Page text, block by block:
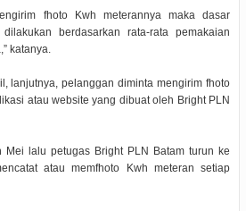
fhoto Kwh meterannya maka dasar
berdasarkan rata-rata pemakaian
katanya.
lanjutnya, pelanggan diminta mengirim fhoto
atau website yang dibuat oleh Bright PLN
Mei lalu petugas Bright PLN Batam turun ke
atau memfhoto Kwh meteran setiap